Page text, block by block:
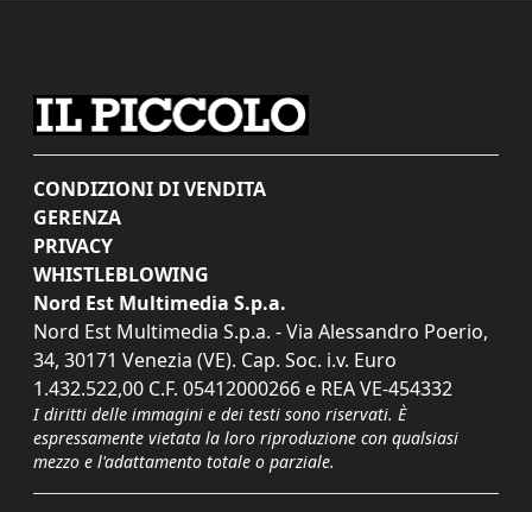
CONDIZIONI DI VENDITA
GERENZA
PRIVACY
WHISTLEBLOWING
Nord Est Multimedia S.p.a.
Nord Est Multimedia S.p.a. - Via Alessandro Poerio,
34, 30171 Venezia (VE). Cap. Soc. i.v. Euro
1.432.522,00 C.F. 05412000266 e REA VE-454332
I diritti delle immagini e dei testi sono riservati. È
espressamente vietata la loro riproduzione con qualsiasi
mezzo e l'adattamento totale o parziale.